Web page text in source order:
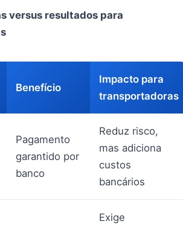
versus resultados para
Benefício
Impacto para
transportadoras
Pagamento
garantido por
banco
Reduz risco,
mas adiciona
custos
bancários
Exige